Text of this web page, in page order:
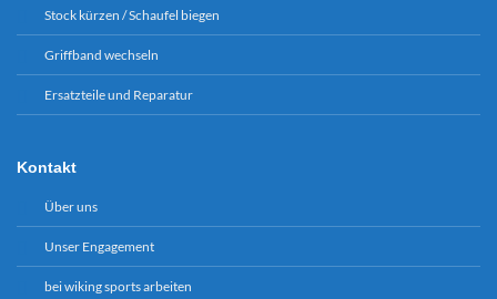
Stock kürzen / Schaufel biegen
Griffband wechseln
Ersatzteile und Reparatur
Kontakt
Über uns
Unser Engagement
bei wiking sports arbeiten